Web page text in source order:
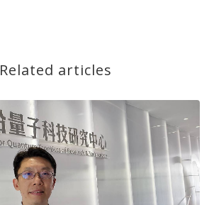
Related articles